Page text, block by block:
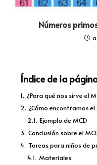
Números
Índice de la
1. ¿Para qué nos sirve el
2. ¿Cómo encontramos el
2.1. Ejemplo de MCD
3. Conclusión sobre el
4. Tareas para niños de
4.1. Materiales